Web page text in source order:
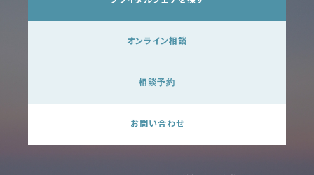
オンライン相談
相談予約
お問い合わせ